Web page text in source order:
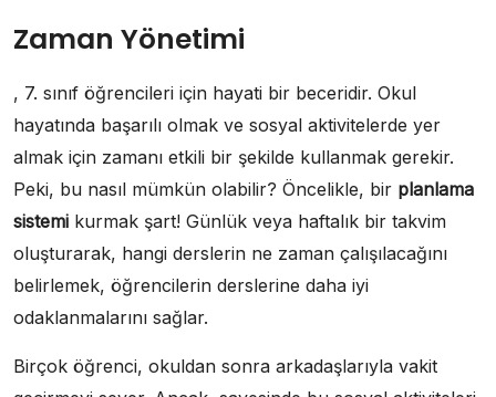
Zaman Yönetimi
, 7. sınıf öğrencileri için hayati bir beceridir. Okul
hayatında başarılı olmak ve sosyal aktivitelerde yer
almak için zamanı etkili bir şekilde kullanmak gerekir.
Peki, bu nasıl mümkün olabilir? Öncelikle, bir planlama
sistemi kurmak şart! Günlük veya haftalık bir takvim
oluşturarak, hangi derslerin ne zaman çalışılacağını
belirlemek, öğrencilerin derslerine daha iyi
odaklanmalarını sağlar.
Birçok öğrenci, okuldan sonra arkadaşlarıyla vakit